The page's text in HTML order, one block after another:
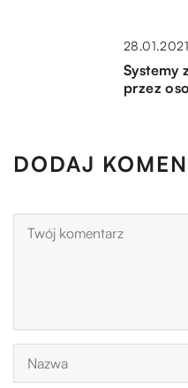
28.01.2021
Systemy
przez
DODAJ